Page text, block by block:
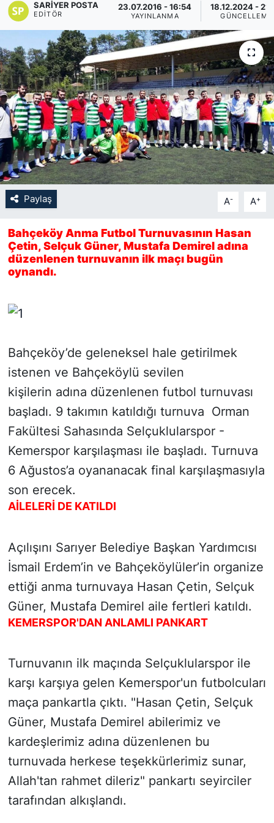
SARIYER POSTA
EDITÖR
23.07.2016 - 16:54
YAYINLANMA
18.12.2024 -
GÜNCELLEME
Paylaş A- A+
Bahçeköy Anma Futbol Turnuvasının Hasan
Çetin, Selçuk Güner, Mustafa Demirel adına
düzenlenen turnuvanın ilk maçı bugün
oynandı.
Bahçeköy’de geleneksel hale getirilmek
istenen ve Bahçeköylü sevilen
kişilerin adına düzenlenen futbol turnuvası
başladı. 9 takımın katıldığı turnuva Orman
Fakültesi Sahasında Selçuklularspor -
Kemerspor karşılaşması ile başladı. Turnuva
6 Ağustos’a oyananacak final karşılaşmasıyla
son erecek.
AİLELERİ DE KATILDI
Açılışını Sarıyer Belediye Başkan Yardımcısı
İsmail Erdem’in ve Bahçeköylüler’in organize
ettiği anma turnuvaya Hasan Çetin, Selçuk
Güner, Mustafa Demirel aile fertleri katıldı.
KEMERSPOR'DAN ANLAMLI PANKART
Turnuvanın ilk maçında Selçuklularspor ile
karşı karşıya gelen Kemerspor'un futbolcuları
maça pankartla çıktı. "Hasan Çetin, Selçuk
Güner, Mustafa Demirel abilerimiz ve
kardeşlerimiz adına düzenlenen bu
turnuvada herkese teşekkürlerimiz sunar,
Allah'tan rahmet dileriz" pankartı seyirciler
tarafından alkışlandı.
KÖŞE YAZILARI (Arşiv)
KÜLTÜR SANAT
MAGAZİN
RÖPORTAJ
SAĞLIK
SARIYER HABERLERİ
SARIYER İMAR BARIŞI
SEKTÖR
TEKNOLOJİ
TÜRKİYE VE DÜNYA GÜNDEMİ
VİDEO GALERİ
YAŞAM